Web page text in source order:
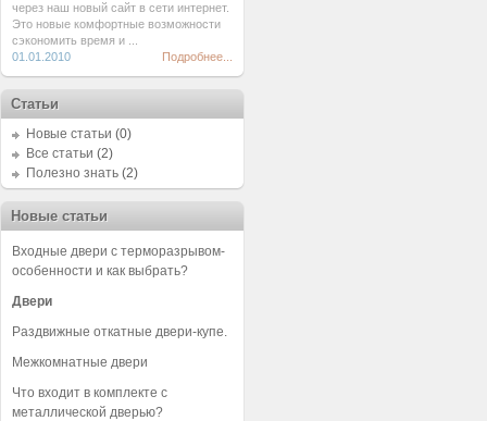
через наш новый сайт в сети интернет.
Это новые комфортные возможности
сэкономить время и ...
01.01.2010
Подробнее...
Статьи
Новые статьи (0)
Все статьи (2)
Полезно знать (2)
Новые статьи
Входные двери с терморазрывом-
особенности и как выбрать?
Двери
Раздвижные откатные двери-купе.
Межкомнатные двери
Что входит в комплекте с
металлической дверью?